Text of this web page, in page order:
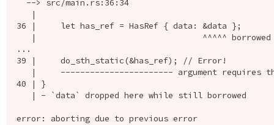
36 |     let has_ref = HasRef { data: &data };
...
39 |     do_sth_static(&has_ref); // Error!
40 | }
error: aborting due to previous error